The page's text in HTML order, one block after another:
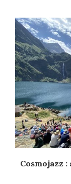
Cosmojazz